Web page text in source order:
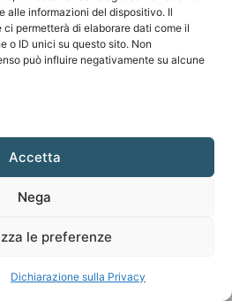
alle informazioni del dispositivo. Il
permetterà di elaborare dati come il
o ID unici su questo sito. Non
può influire negativamente su alcune
Accetta
Nega
le preferenze
Dichiarazione sulla Privacy